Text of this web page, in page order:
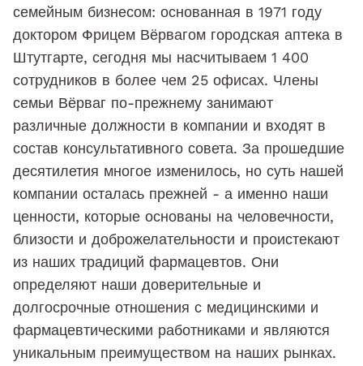
семейным бизнесом: основанная в 1971 году
доктором Фрицем Вёрвагом городская аптека в
Штутгарте, сегодня мы насчитываем 1 400
сотрудников в более чем 25 офисах. Члены
семьи Вёрваг по-прежнему занимают
различные должности в компании и входят в
состав консультативного совета. За прошедшие
десятилетия многое изменилось, но суть нашей
компании осталась прежней - а именно наши
ценности, которые основаны на человечности,
близости и доброжелательности и проистекают
из наших традиций фармацевтов. Они
определяют наши доверительные и
долгосрочные отношения с медицинскими и
фармацевтическими работниками и являются
уникальным преимуществом на наших рынках.